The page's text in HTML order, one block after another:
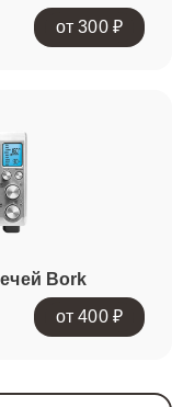
от 300 ₽
Bork
от 400 ₽